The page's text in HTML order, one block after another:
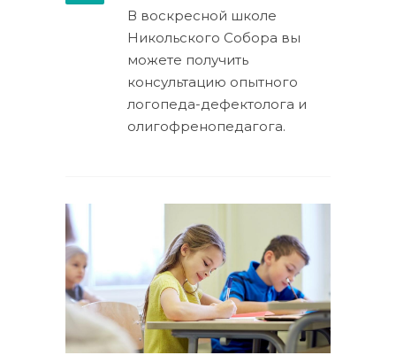
В воскресной школе
Никольского Собора вы
можете получить
консультацию опытного
логопеда-дефектолога и
олигофренопедагога.